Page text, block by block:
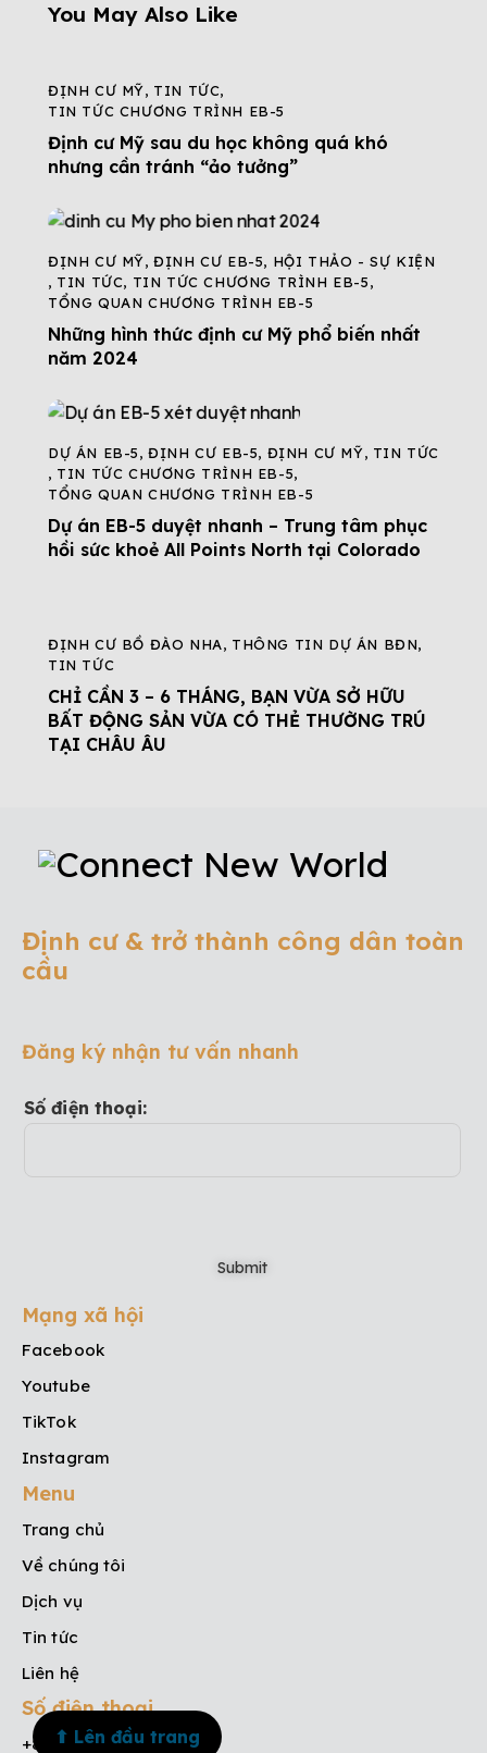
You May Also Like
ĐỊNH CƯ MỸ, TIN TỨC,
TIN TỨC CHƯƠNG TRÌNH EB-5
Định cư Mỹ sau du học không quá khó
nhưng cần tránh “ảo tưởng”
ĐỊNH CƯ MỸ,ĐỊNH CƯ EB-5, HỘI THẢO - SỰ KIỆN
, TIN TỨC, TIN TỨC CHƯƠNG TRÌNH EB-5,
TỔNG QUAN CHƯƠNG TRÌNH EB-5
Những hình thức định cư Mỹ phổ biến nhất
năm 2024
DỰ ÁN EB-5,ĐỊNH CƯ EB-5, ĐỊNH CƯ MỸ, TIN TỨC
, TIN TỨC CHƯƠNG TRÌNH EB-5,
TỔNG QUAN CHƯƠNG TRÌNH EB-5
Dự án EB-5 duyệt nhanh – Trung tâm phục
hồi sức khoẻ All Points North tại Colorado
ĐỊNH CƯ BỒ ĐÀO NHA, THÔNG TIN DỰ ÁN BĐN,
TIN TỨC
CHỈ CẦN 3 – 6 THÁNG, BẠN VỪA SỞ HỮU
BẤT ĐỘNG SẢN VỪA CÓ THẺ THƯỜNG TRÚ
TẠI CHÂU ÂU
Định cư & trở thành công dân toàn
cầu
Đăng ký nhận tư vấn nhanh
Số điện thoại:
Mạng xã hội
Facebook
Youtube
TikTok
Instagram
Menu
Trang chủ
Về chúng tôi
Dịch vụ
Tin tức
Liên hệ
Số điện thoại
+84 908 835 533
⬆ Lên đầu trang